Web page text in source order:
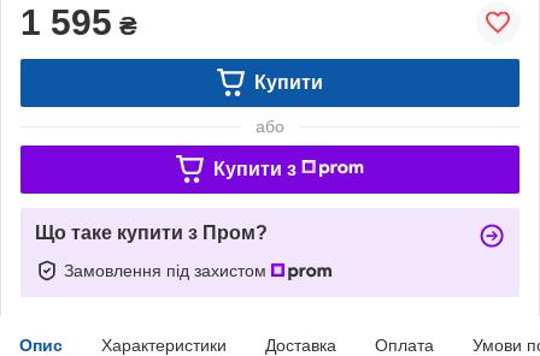
1 595 ₴
Купити
або
Купити з
Що таке купити з Пром?
Замовлення під захистом
Опис Характеристики Доставка Оплата Умови